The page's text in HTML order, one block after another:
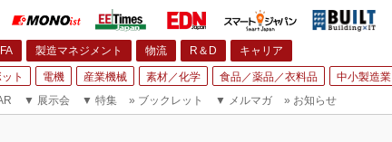
FA 製造マネジメント 物流 R＆D キャリア
ト 電機 産業機械 素材／化学 食品／薬品／衣料品
中小製造業
▼ 展示会 ▼ 特集 » ブックレット ▼ メルマガ » お知らせ